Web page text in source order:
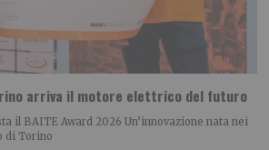
arriva il motore elettrico del futuro
il BAITE Award 2026 Un’innovazione nata nei
di Torino